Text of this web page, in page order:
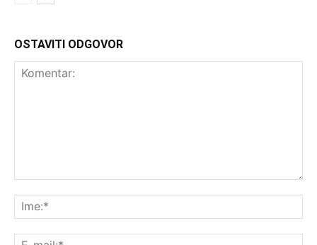
OSTAVITI ODGOVOR